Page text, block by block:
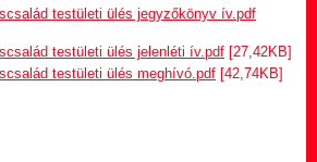
testületi ülés jegyzőkönyv ív.pdf
testületi ülés jelenléti ív.pdf [27,42KB]
testületi ülés meghívó.pdf [42,74KB]